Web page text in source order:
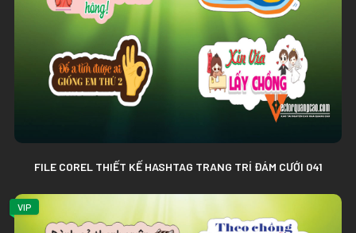
FILE COREL THIẾT KẾ HASHTAG TRANG TRÍ ĐÁM CƯỚI 041
VIP